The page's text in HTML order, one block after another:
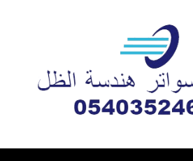
وسواتر هندسة